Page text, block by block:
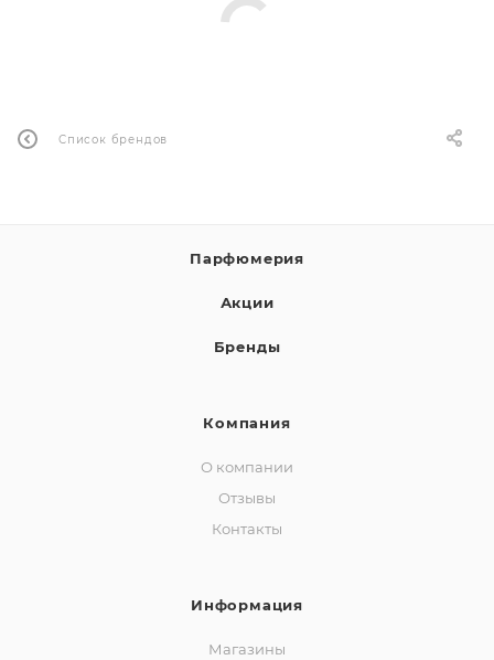
Список брендов
Парфюмерия
Акции
Бренды
Компания
О компании
Отзывы
Контакты
Информация
Магазины